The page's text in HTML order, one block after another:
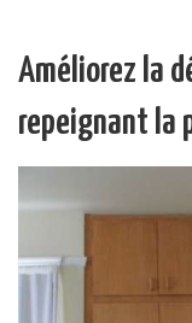
Améliorez la
repeignant la